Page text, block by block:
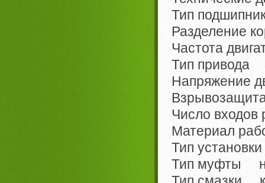
Тип
Разделение
Частота
Тип привода
Напряжение
Число входов
Материал
Тип
Тип муфты